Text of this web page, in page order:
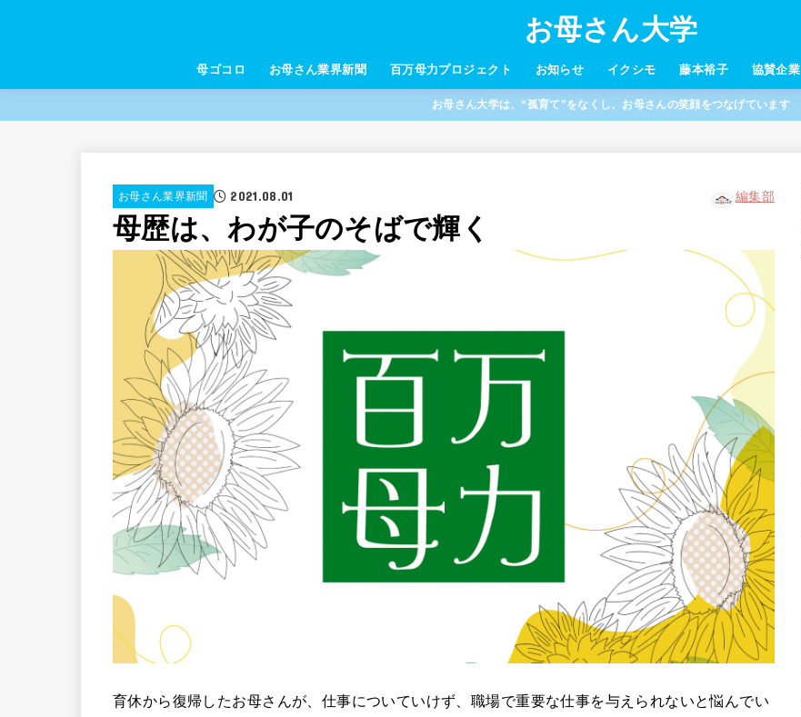
お母さん大学
母ゴコロ お母さん業界新聞 百万母力プロジェクト お知らせ イクシモ 藤本裕子 協賛企業
お母さん大学は、“孤育て”をなくし、お母さんの笑顔をつなげています
お母さん業界新聞 2021.08.01 編集部
母歴は、わが子のそばで輝く
育休から復帰したお母さんが、仕事についていけず、職場で重要な仕事を与えられないと悩んでい